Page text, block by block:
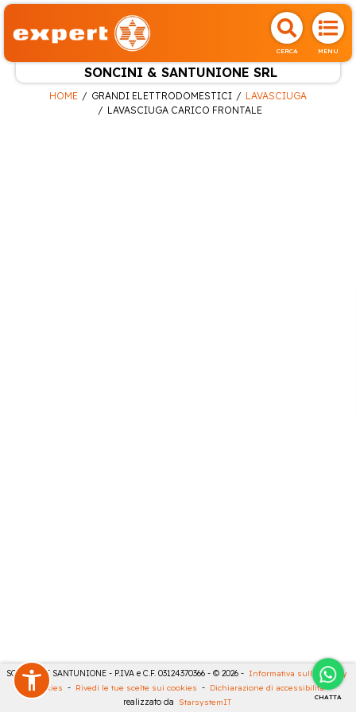
CERCA MENU
SONCINI & SANTUNIONE SRL
CHATTA
HOME GRANDI ELETTRODOMESTICI
LAVASCIUGA
LAVASCIUGA CARICO FRONTALE
SONCINI E SANTUNIONE - P.IVA e C.F. 03124370366 - © 2026 - Informativa sulla privacy
Cookies - Rivedi le tue scelte sui cookies - Dichiarazione di accessibilità -
realizzato da StarsystemIT